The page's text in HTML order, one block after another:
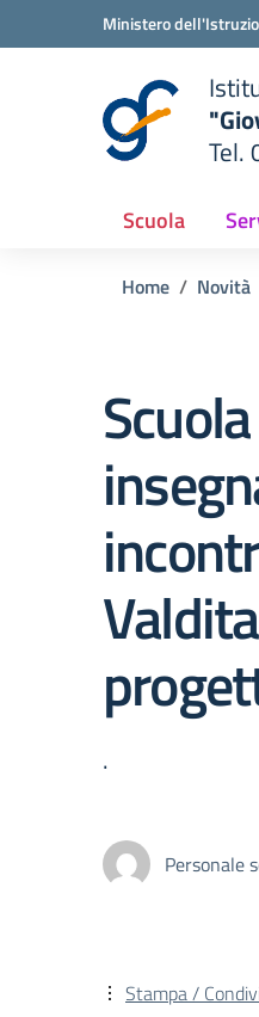
Vai ai contenuti
Vai al menu di navigazione
Ministero
Tel.
Scuola
Home Novità
.
Personale
Stampa /